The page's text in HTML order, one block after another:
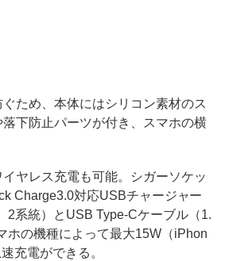
ため、本体にはシリコン素材のス
下防止パーツが付き、スマホの横
イヤレス充電も可能。シガーソケッ
Charge3.0対応USBチャージャー
2系統）とUSB Type-Cケーブル（1.
ホの機種によって最大15W（iPhon
充電ができる。